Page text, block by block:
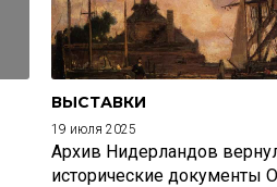
ВЫСТАВКИ
19 июля 2025
Архив Нидерландов
исторические документы